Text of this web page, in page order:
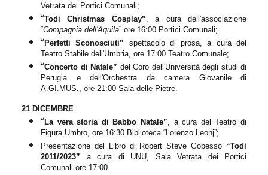
Vetrata dei Portici Comunali;
“TodiChristmas Cosplay” , a cura dell'associazione
“Compagnia dell'Aquila” ore 16:00 Portici Comunali;
“Perfetti Sconosciuti” spettacolo di prosa, a cura del
Teatro Stabile dell'Umbria, ore 17:00 Teatro Comunale;
“Concerto di Natale” del Coro dell'Università degli studi di
Perugia e dell'Orchestra da camera Giovanile di
A.GI.MUS., ore 21:00 Sala delle Pietre.
21 DICEMBRE
“La vera storia di Babbo Natale”
a cura del Teatro di
Figura Umbro, ore 16:30 Biblioteca “Lorenzo Leonj”;
Presentazione del Libro di Robert Steve Gobesso “Todi
2011/2023” a cura di UNU, Sala Vetrata dei Portici
Comunali ore 17:00